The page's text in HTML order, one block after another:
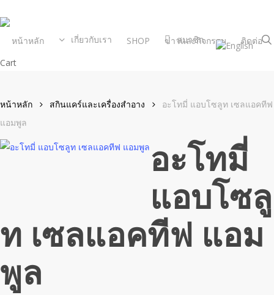
to
mainหน้าหลัก เกี่ยวกับเรา SHOP ข่าวและกิจกรรม ติดต่อ
สมาชิก
CartClose
หน้าหลัก สกินแคร์และเครื่องสำอาง
อะโทมี่ แอบโซลูท เซลแอคทีฟ
แอมพูล
อะโทมี่
แอบโซลู
ท เซลแอคทีฟ แอม
พูล